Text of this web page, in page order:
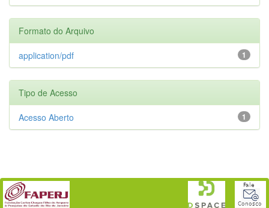
Formato do Arquivo
1
application/pdf
Tipo de Acesso
1
Acesso Aberto